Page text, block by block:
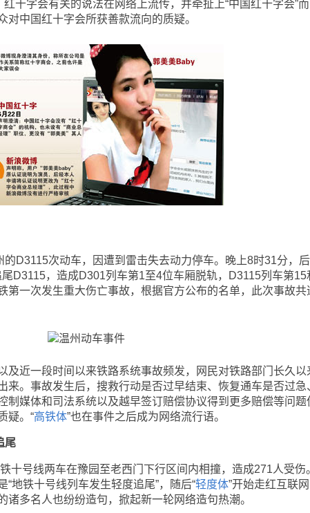
十字会有关的说法在网络上流传，并牵扯上“中国红十字会”而
中国红十字会所获善款流向的质疑。
次动车，因遭到雷击失去动力停车。晚上8时31分，
D3115，造成D301列车第1至4位车厢脱轨，D3115列车第15
第一次发生重大伤亡事故，根据官方公布的名单，此次事故共
近一段时间以来铁路系统事故频发，网民对铁路部门长久以
来。事故发生后，搜救行动是否过早结束、恢复通车是否过急
制媒体和司法系统以及越早签订赔偿协议得到更多赔偿等问题
疑。“高铁体”也在事件之后成为网络流行语。
尾
号线两车在豫园至老西门下行区间内相撞，造成271人受伤
地铁十号线列车发生轻度追尾”，随后“轻度体”开始走红互联网
诸多名人也纷纷造句，掀起新一轮网络造句热潮。